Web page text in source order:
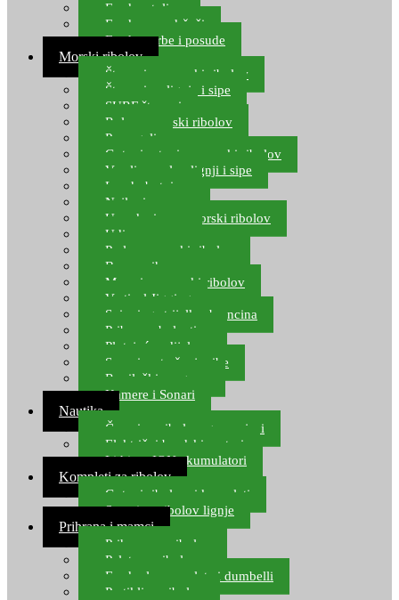
Feeder stolice
Feeder arm držači
Feeder torbe i posude
Morski ribolov
Štapovi za morski ribolov
Štapovi za lignje i sipe
SURF štapovi
Role za morski ribolov
Parangali
Gotovi setovi za morski ribolov
Varalice za lov lignji i sipe
Lov hobotnice
Najloni za more
Upredenice za morski ribolov
Udice za more
Perle za morski ribolov
Brum prihrana za more
Mamci za morski ribolov
Vertical Jigging
Spinning strijelke, brancina
Pribor za bolentino
Plutajuća odijela
Sonari za traženje ribe
Ronilački program
Kamere i Sonari
Nautika
Čamci za ribolov, gumenjaci
Električni brodski motori
Lithium ION akumulatori
Kompleti za ribolov
Gotovi ribolovni kompleti
Setovi za ribolov lignje
Prihrana i mamci
Prihrana za ribolov
Pelete za ribolov
Feeder lovne pelete i dumbelli
Partikli za ribolov